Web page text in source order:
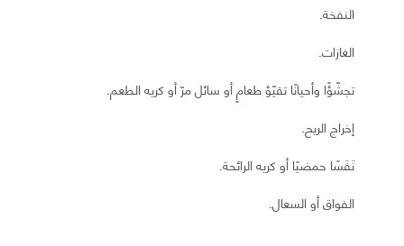
النفخة.
الغازات.
تجشّؤًا وأحيانًا تقيّؤ طعامٍ أو سائل مرّ أو كريه الطعم.
إخراج الريح.
نَفَسًا حمضيًا أو كريه الرائحة.
الفواق أو السعال.